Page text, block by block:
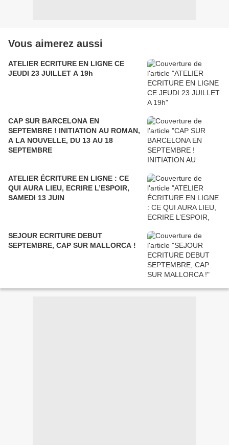
Vous aimerez aussi
ATELIER ECRITURE EN LIGNE CE
JEUDI 23 JUILLET A 19h
CAP SUR BARCELONA EN
SEPTEMBRE ! INITIATION AU ROMAN,
A LA NOUVELLE, DU 13 AU 18
SEPTEMBRE
ATELIER ÉCRITURE EN LIGNE : CE
QUI AURA LIEU, ECRIRE L’ESPOIR,
SAMEDI 13 JUIN
SEJOUR ECRITURE DEBUT
SEPTEMBRE, CAP SUR MALLORCA !